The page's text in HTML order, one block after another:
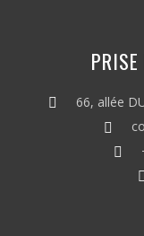
PRISE
66, allée